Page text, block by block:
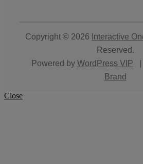
Copyright © 2026 Interactive
Reserved.
Powered by WordPress VIP
Brand
Close